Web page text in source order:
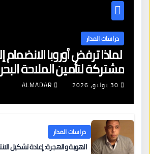
دراسات المدار
لماذا ترفض أوروبا الانضمام
مشتركة لتأمين الملاحة
30 يوليو، 2026 ALMADAR
دراسات المدار
الهوية والهجرة: إعادة تشكيل